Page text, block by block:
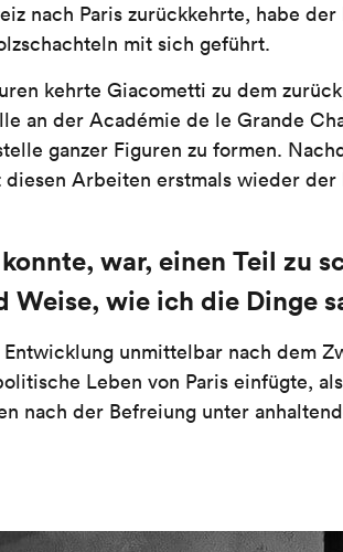
nach Paris zurückkehrte, habe
mit sich geführt.
kehrte Giacometti zu dem
an der Académie de le Grande
ganzer Figuren zu formen.
Arbeiten erstmals wieder
war, einen Teil zu
Weise, wie ich die Dinge
unmittelbar nach dem
Leben von Paris einfügte,
nach der Befreiung unter